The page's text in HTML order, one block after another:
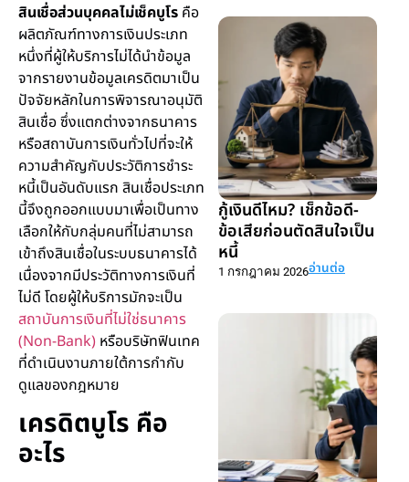
สินเชื่อส่วนบุคคลไม่เช็คบูโร คือ
ผลิตภัณฑ์ทางการเงินประเภท
หนึ่งที่ผู้ให้บริการไม่ได้นำข้อมูล
จากรายงานข้อมูลเครดิตมาเป็น
ปัจจัยหลักในการพิจารณาอนุมัติ
สินเชื่อ ซึ่งแตกต่างจากธนาคาร
หรือสถาบันการเงินทั่วไปที่จะให้
ความสำคัญกับประวัติการชำระ
หนี้เป็นอันดับแรก สินเชื่อประเภท
นี้จึงถูกออกแบบมาเพื่อเป็นทาง
เลือกให้กับกลุ่มคนที่ไม่สามารถ
เข้าถึงสินเชื่อในระบบธนาคารได้
เนื่องจากมีประวัติทางการเงินที่
ไม่ดี โดยผู้ให้บริการมักจะเป็น
สถาบันการเงินที่ไม่ใช่ธนาคาร
(Non-Bank) หรือบริษัทฟินเทค
ที่ดำเนินงานภายใต้การกำกับ
ดูแลของกฎหมาย
เครดิตบูโร คือ
อะไร
กู้เงินดีไหม? เช็กข้อดี-
ข้อเสียก่อนตัดสินใจเป็น
หนี้
1 กรกฎาคม 2026อ่านต่อ